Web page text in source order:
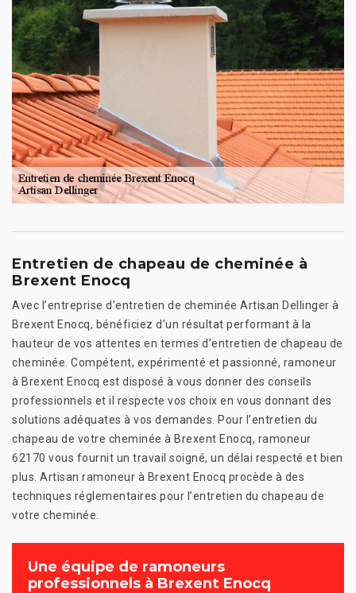
Entretien de chapeau de cheminée à
Brexent Enocq
Avec l’entreprise d’entretien de cheminée Artisan Dellinger à
Brexent Enocq, bénéficiez d’un résultat performant à la
hauteur de vos attentes en termes d’entretien de chapeau de
cheminée. Compétent, expérimenté et passionné, ramoneur
à Brexent Enocq est disposé à vous donner des conseils
professionnels et il respecte vos choix en vous donnant des
solutions adéquates à vos demandes. Pour l’entretien du
chapeau de votre cheminée à Brexent Enocq, ramoneur
62170 vous fournit un travail soigné, un délai respecté et bien
plus. Artisan ramoneur à Brexent Enocq procède à des
techniques réglementaires pour l’entretien du chapeau de
votre cheminée.
Une équipe de ramoneurs
professionnels à Brexent Enocq